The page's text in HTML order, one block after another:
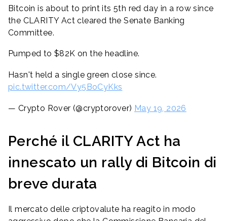
Bitcoin is about to print its 5th red day in a row since
the CLARITY Act cleared the Senate Banking
Committee.
Pumped to $82K on the headline.
Hasn't held a single green close since.
pic.twitter.com/Vy5BoCyKks
— Crypto Rover (@cryptorover) May 19, 2026
Perché il CLARITY Act ha
innescato un rally di Bitcoin di
breve durata
Il mercato delle criptovalute ha reagito in modo